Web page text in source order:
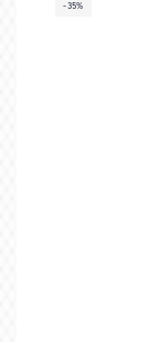
-35%